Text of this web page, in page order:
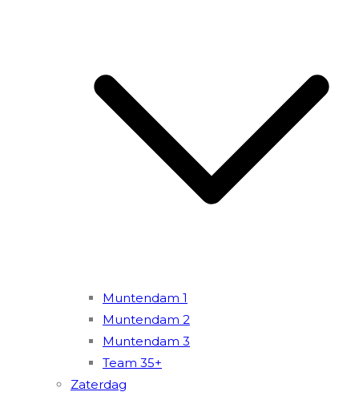
Muntendam 1
Muntendam 2
Muntendam 3
Team 35+
Zaterdag